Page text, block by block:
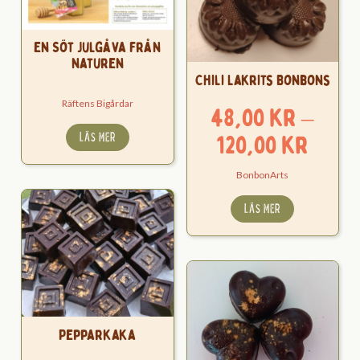
En Söt Julgåva från
naturen
Räftens Bigårdar
LÄS MER
Chili Lakrits Bonbons
48,00kr –
120,00kr
BonbonArts
LÄS MER
Pepparkaka